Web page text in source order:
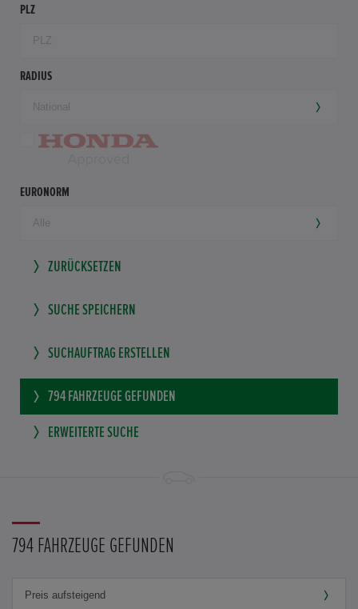
PLZ
RADIUS
EURONORM
ZURÜCKSETZEN
SUCHE SPEICHERN
SUCHAUFTRAG ERSTELLEN
794 FAHRZEUGE GEFUNDEN
ERWEITERTE SUCHE
794 FAHRZEUGE GEFUNDEN